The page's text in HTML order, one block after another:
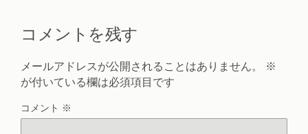
コメントを残す
メールアドレスが公開されることはありません。
※
が付いている欄は必須項目です
コメント ※